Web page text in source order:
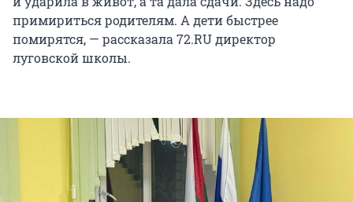
примириться родителям. А дети быстрее
помирятся, — рассказала 72.RU директор
луговской школы.